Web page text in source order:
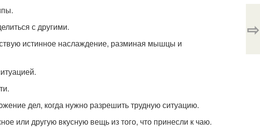
с другими.
истинное наслаждение, разминая мышцы и
дел, когда нужно разрешить трудную ситуацию.
или другую вкусную вещь из того, что принесли к чаю.
⇨